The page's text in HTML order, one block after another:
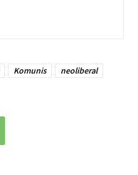
Komunis
neoliberal